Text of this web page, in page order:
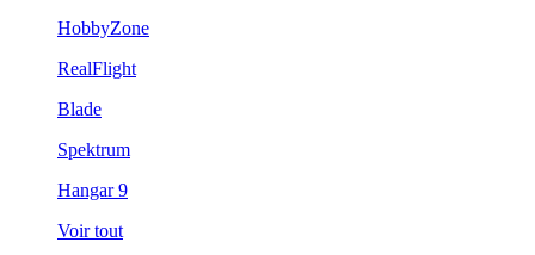
HobbyZone
RealFlight
Blade
Spektrum
Hangar 9
Voir tout